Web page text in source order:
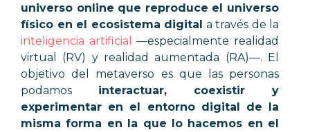
universo online que reproduce el universo
físico en el ecosistema digital a través de la
inteligencia artificial
—especialmente realidad
virtual (RV) y realidad aumentada (RA)—. El
objetivo del metaverso es que las personas
podamos interactuar, coexistir y
experimentar en el entorno digital de la
misma forma en la que lo hacemos en el